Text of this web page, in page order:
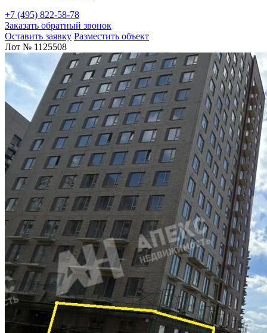
+7 (495) 822-58-78
Заказать обратный звонок
Оставить заявку Разместить объект
Лот № 1125508